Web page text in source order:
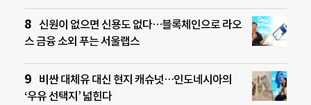
신원이 없으면 신용도 없다…블록체인으로 라오
스 금융 소외 푸는 서울랩스
비싼 대체유 대신 현지 캐슈넛…인도네시아의
‘우유 선택지’ 넓힌다